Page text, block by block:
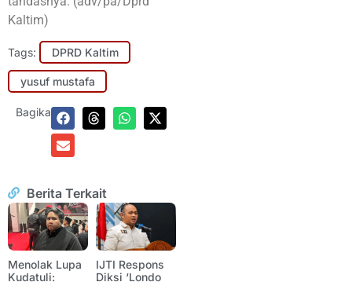
Kaltim)
Tags: DPRD Kaltim
yusuf mustafa
Bagikan:
Berita Terkait
Menolak Lupa
Kudatuli:
IJTI Respons
Diksi ‘Londo